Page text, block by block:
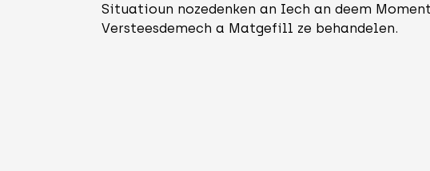
Situatioun nozedenken an Iech an deem
Versteesdemech a Matgefill ze behandelen.